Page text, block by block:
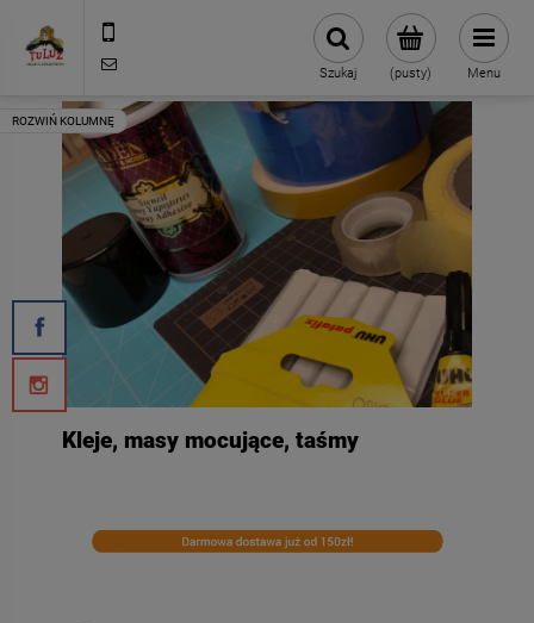
(pusty)
Szukaj Menu
Kleje, masy mocujące, taśmy